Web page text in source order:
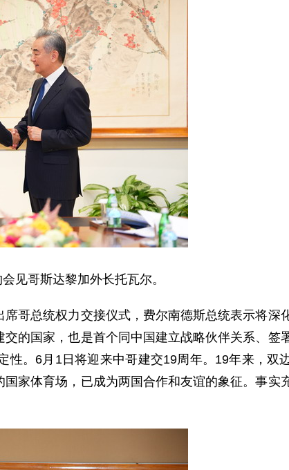
见哥斯达黎加外长托瓦尔。
哥总统权力交接仪式，费尔南德斯总统表示将深
的国家，也是首个同中国建立战略伙伴关系、签
。6月1日将迎来中哥建交19周年。19年来，双
家体育场，已成为两国合作和友谊的象征。事实